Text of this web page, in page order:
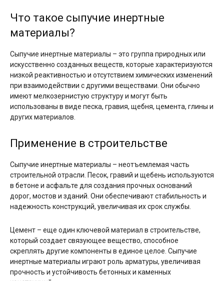
Что такое сыпучие инертные
материалы?
Сыпучие инертные материалы – это группа природных или
искусственно созданных веществ, которые характеризуются
низкой реактивностью и отсутствием химических изменений
при взаимодействии с другими веществами. Они обычно
имеют мелкозернистую структуру и могут быть
использованы в виде песка, гравия, щебня, цемента, глины и
других материалов.
Применение в строительстве
Сыпучие инертные материалы – неотъемлемая часть
строительной отрасли. Песок, гравий и щебень используются
в бетоне и асфальте для создания прочных оснований
дорог, мостов и зданий. Они обеспечивают стабильность и
надежность конструкций, увеличивая их срок службы.
Цемент – еще один ключевой материал в строительстве,
который создает связующее вещество, способное
скреплять другие компоненты в единое целое. Сыпучие
инертные материалы играют роль арматуры, увеличивая
прочность и устойчивость бетонных и каменных